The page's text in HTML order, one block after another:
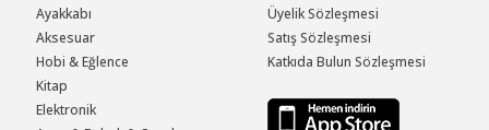
Ayakkabı
Aksesuar
Hobi & Eğlence
Kitap
Elektronik
Üyelik Sözleşmesi
Satış Sözleşmesi
Katkıda Bulun Sözleşmesi